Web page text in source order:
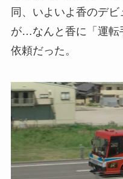
同、いよいよ香のデ
が…なんと香に「運転
依頼だった。